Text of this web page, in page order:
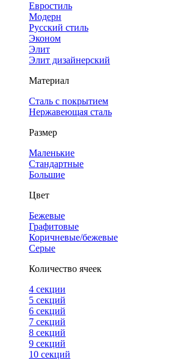
Евростиль
Модерн
Русский стиль
Эконом
Элит
Элит дизайнерский
Материал
Сталь с покрытием
Нержавеющая сталь
Размер
Маленькие
Стандартные
Большие
Цвет
Бежевые
Графитовые
Коричневые/бежевые
Серые
Количество ячеек
4 cекции
5 секций
6 секций
7 секций
8 секций
9 секций
10 секций